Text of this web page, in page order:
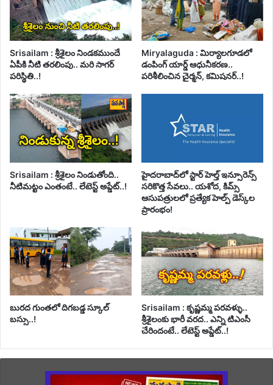
Srisailam : శ్రీశైలం నిండకముందే
ఏపీకి నీటి తరలింపు.. మరి సాగర్
పరిస్థితి..!
Miryalaguda : మిర్యాలగూడలో
డంపింగ్ యార్డ్ ఆధునీకరణ..
పరిశీలించిన చైర్మన్, కమిషనర్..!
Srisailam : శ్రీశైలం నిండుతోంది..
నీటిమట్టం ఎంతంటే.. లేటెస్ట్ అప్డేట్..!
హైదరాబాద్‌లో స్టార్ హెల్త్ ఇన్సూరెన్స్
సరికొత్త సేవలు.. యశోద, కిమ్స్
ఆసుపత్రులలో ప్రత్యేక హెల్ప్ డెస్క్‌ల
ప్రారంభం!
బురద గుంతలో దిగబడ్డ స్కూల్
బస్సు..!
Srisailam : కృష్ణమ్మ పరవళ్ళు..
శ్రీశైలంకు భారీ వరద.. ఎన్ని టిఎంసీ
చేరిందంటే.. లేటెస్ట్ అప్డేట్..!